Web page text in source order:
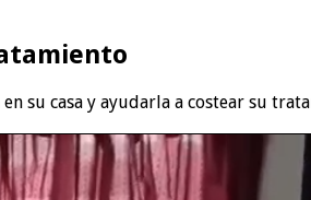
su casa y ayudarla a costear su